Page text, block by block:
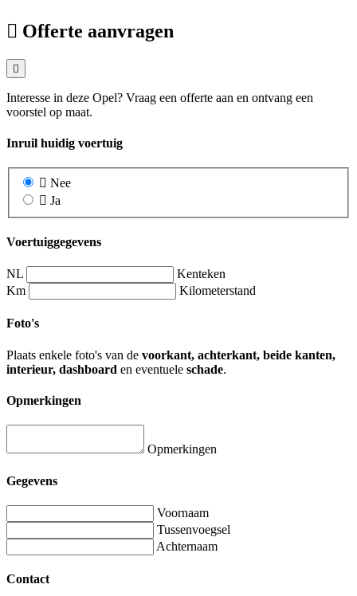
Offerte aanvragen
Interesse in deze Opel? Vraag een offerte aan en ontvang een
voorstel op maat.
Inruil huidig voertuig
Nee
Ja
Voertuiggegevens
NL
Kenteken
Km
Kilometerstand
Foto's
Plaats enkele foto's van de voorkant, achterkant, beide kanten,
interieur, dashboard en eventuele schade.
Opmerkingen
Opmerkingen
Gegevens
Voornaam
Tussenvoegsel
Achternaam
Contact